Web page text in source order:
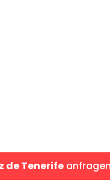
de Tenerife anfragen